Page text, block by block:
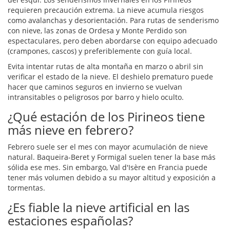
requieren precaución extrema. La nieve acumula riesgos
como avalanchas y desorientación. Para rutas de senderismo
con nieve, las zonas de Ordesa y Monte Perdido son
espectaculares, pero deben abordarse con equipo adecuado
(crampones, cascos) y preferiblemente con guía local.
Evita intentar rutas de alta montaña en marzo o abril sin
verificar el estado de la nieve. El deshielo prematuro puede
hacer que caminos seguros en invierno se vuelvan
intransitables o peligrosos por barro y hielo oculto.
¿Qué estación de los Pirineos tiene
más nieve en febrero?
Febrero suele ser el mes con mayor acumulación de nieve
natural. Baqueira-Beret y Formigal suelen tener la base más
sólida ese mes. Sin embargo, Val d'Isère en Francia puede
tener más volumen debido a su mayor altitud y exposición a
tormentas.
¿Es fiable la nieve artificial en las
estaciones españolas?